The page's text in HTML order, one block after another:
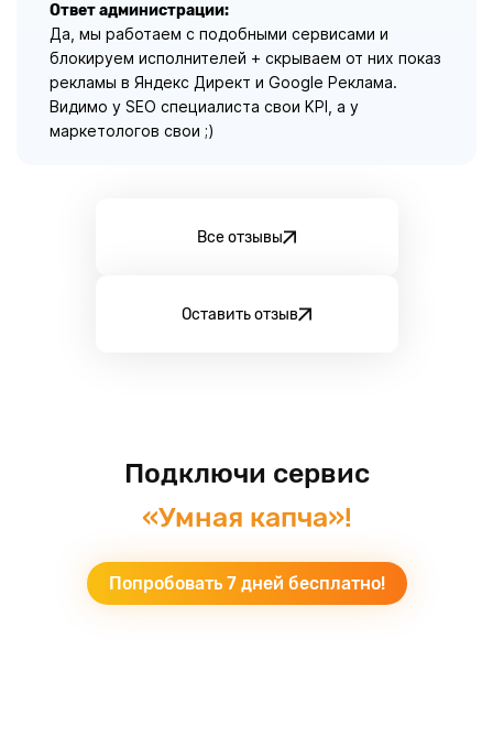
Ответ администрации:
Да, мы работаем с подобными сервисами и
блокируем исполнителей + скрываем от них показ
рекламы в Яндекс Директ и Google Реклама.
Видимо у SEO специалиста свои KPI, а у
маркетологов свои ;)
Все отзывы
Оставить отзыв
Подключи сервис
«Умная капча»!
Попробовать 7 дней бесплатно!